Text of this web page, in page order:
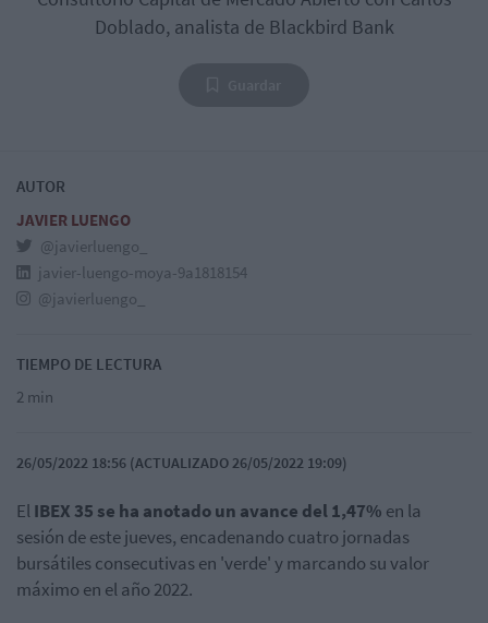
Doblado, analista de Blackbird Bank
AUTOR
JAVIER LUENGO
@javierluengo_
javier-luengo-moya-9a1818154
@javierluengo_
TIEMPO DE LECTURA
2 min
26/05/2022 18:56 (ACTUALIZADO 26/05/2022 19:09)
ElIBEX 35 se ha anotado un avance del 1,47% en la
sesión de este jueves, encadenando cuatro jornadas
bursátiles consecutivas en 'verde' y marcando su valor
máximo en el año 2022.